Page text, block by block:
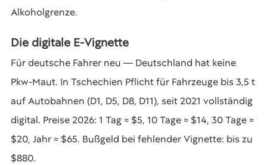
Alkoholgrenze.
Die digitale E-Vignette
Für deutsche Fahrer neu — Deutschland hat keine
Pkw-Maut. In Tschechien Pflicht für Fahrzeuge bis 3,5 t
auf Autobahnen (D1, D5, D8, D11), seit 2021 vollständig
digital. Preise 2026: 1 Tag ≈ $5, 10 Tage ≈ $14, 30 Tage ≈
$20, Jahr ≈ $65. Bußgeld bei fehlender Vignette: bis zu
$880.